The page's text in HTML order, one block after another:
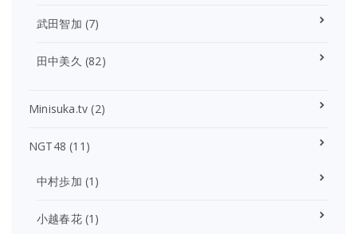
武田智加 (7)
田中美久 (82)
Minisuka.tv (2)
NGT48 (11)
中村歩加 (1)
小越春花(1)